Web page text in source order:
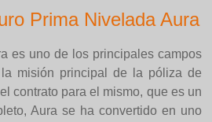
Prima Nivelada Aura
es uno de los principales campos
misión principal de la póliza de
contrato para el mismo, que es un
Aura se ha convertido en uno